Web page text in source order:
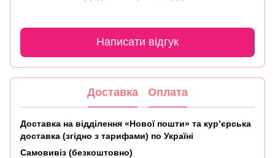
Написати відгук
Доставка Оплата
Доставка на відділення «Нової пошти» та кур’єрська
доставка (згідно з тарифами) по Україні
Самовивіз (безкоштовно)